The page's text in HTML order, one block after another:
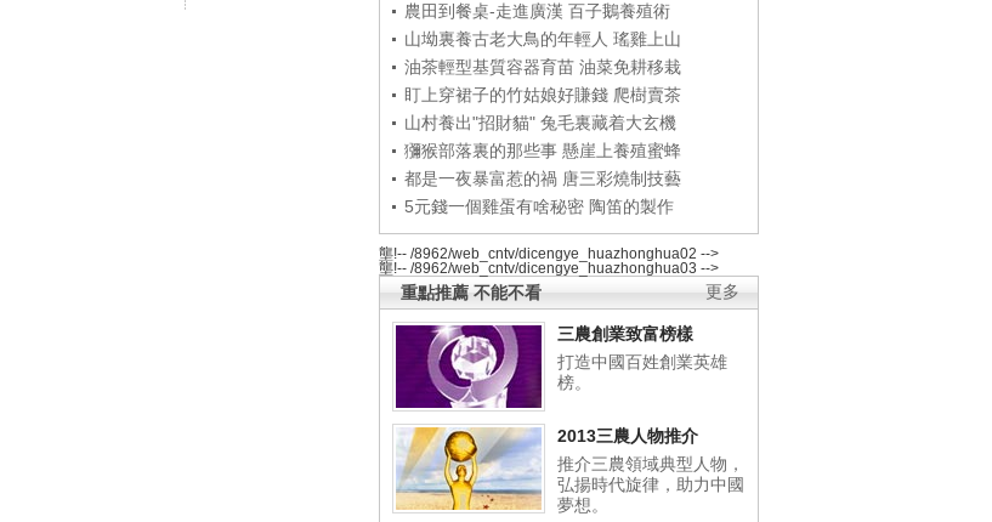
農田到餐桌-走進廣漢 百子鵝養殖術
山坳裏養古老大鳥的年輕人 瑤雞上山
油茶輕型基質容器育苗 油菜免耕移栽
盯上穿裙子的竹姑娘好賺錢 爬樹賣茶
山村養出"招財貓" 兔毛裏藏着大玄機
獼猴部落裏的那些事 懸崖上養殖蜜蜂
都是一夜暴富惹的禍 唐三彩燒制技藝
5元錢一個雞蛋有啥秘密 陶笛的製作
壟!-- /8962/web_cntv/dicengye_huazhonghua02 -->
壟!-- /8962/web_cntv/dicengye_huazhonghua03 -->
更多
重點推薦 不能不看
三農創業致富榜樣
打造中國百姓創業英雄
榜。
2013三農人物推介
推介三農領域典型人物，
弘揚時代旋律，助力中國
夢想。